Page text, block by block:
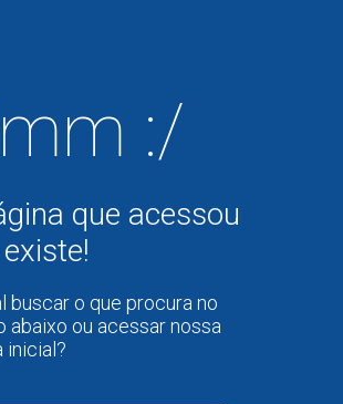
:/
que acessou
buscar o que procura no
abaixo ou acessar nossa
inicial?